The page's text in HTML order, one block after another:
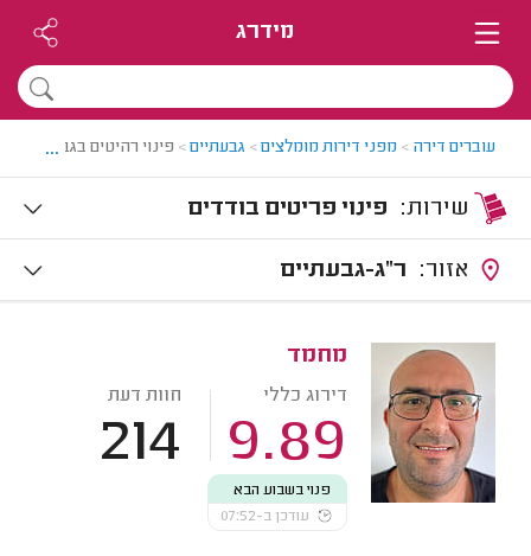
מידרג
עוברים דירה > מפני דירות מומלצים> גבעתיים> פינוי רהיטים בגבעתיים
...
פינוי פריטים בודדים
ר"ג-גבעתיים
מחמד
דירוג כללי
9.89
חוות דעת
214
פנוי בשבוע הבא
עודכן ב-07:52